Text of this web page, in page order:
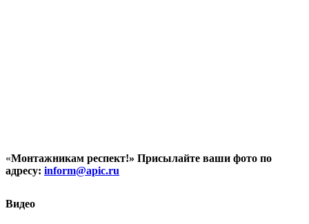
«Монтажникам респект!» Присылайте ваши фото по
адресу: inform@apic.ru
Видео